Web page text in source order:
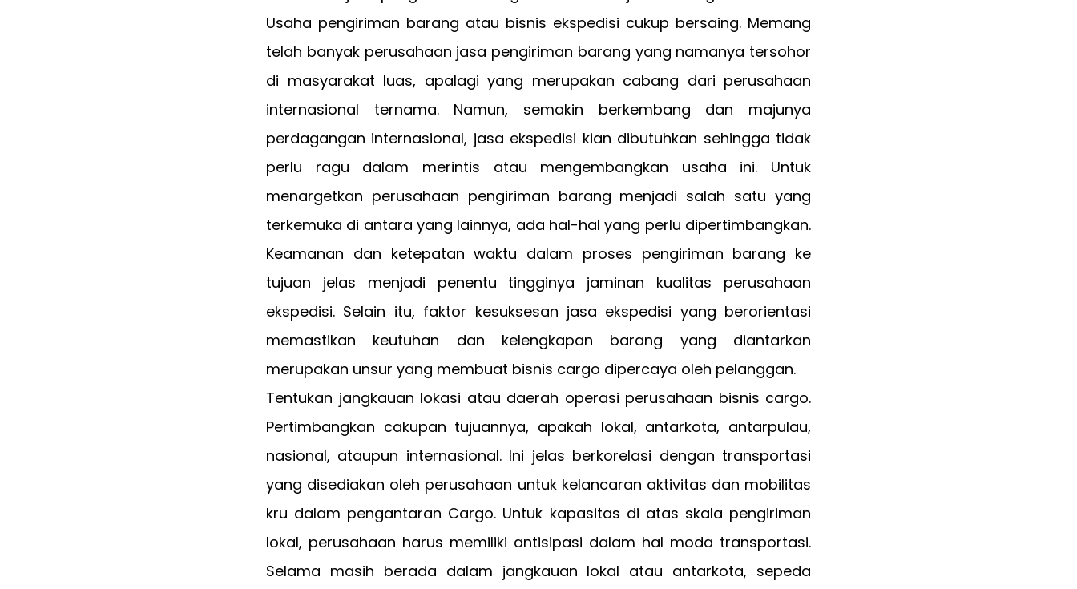
Usaha pengiriman barang atau bisnis ekspedisi cukup bersaing. Memang
telah banyak perusahaan jasa pengiriman barang yang namanya tersohor
di masyarakat luas, apalagi yang merupakan cabang dari perusahaan
internasional ternama. Namun, semakin berkembang dan majunya
perdagangan internasional, jasa ekspedisi kian dibutuhkan sehingga tidak
perlu ragu dalam merintis atau mengembangkan usaha ini. Untuk
menargetkan perusahaan pengiriman barang menjadi salah satu yang
terkemuka di antara yang lainnya, ada hal-hal yang perlu dipertimbangkan.
Keamanan dan ketepatan waktu dalam proses pengiriman barang ke
tujuan jelas menjadi penentu tingginya jaminan kualitas perusahaan
ekspedisi. Selain itu, faktor kesuksesan jasa ekspedisi yang berorientasi
memastikan keutuhan dan kelengkapan barang yang diantarkan
merupakan unsur yang membuat bisnis cargo dipercaya oleh pelanggan.
Tentukan jangkauan lokasi atau daerah operasi perusahaan bisnis cargo.
Pertimbangkan cakupan tujuannya, apakah lokal, antarkota, antarpulau,
nasional, ataupun internasional. Ini jelas berkorelasi dengan transportasi
yang disediakan oleh perusahaan untuk kelancaran aktivitas dan mobilitas
kru dalam pengantaran Cargo. Untuk kapasitas di atas skala pengiriman
lokal, perusahaan harus memiliki antisipasi dalam hal moda transportasi.
Selama masih berada dalam jangkauan lokal atau antarkota, sepeda